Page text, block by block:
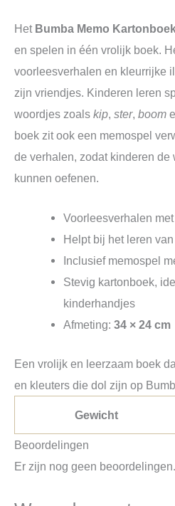
Het Bumba Memo
en spelen in één vrolijk boek.
voorleesverhalen en kleurrijke
zijn vriendjes. Kinderen leren
woordjes zoals kip, ster, boom
boek zit ook een memospel
de verhalen, zodat kinderen de
kunnen oefenen.
Voorleesverhalen
Helpt bij het leren
Inclusief memospel
Stevig kartonboek,
kinderhandjes
Afmeting:34 × 24 cm
Een vrolijk en leerzaam boek
en kleuters die dol zijn op
Gewicht
Beoordelingen
Er zijn nog geen beoordelingen.